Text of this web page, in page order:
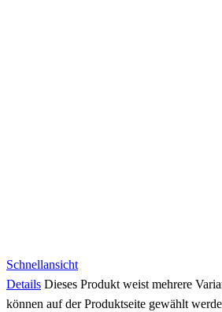
Schnellansicht
Details Dieses Produkt weist mehrere
können auf der Produktseite gewählt